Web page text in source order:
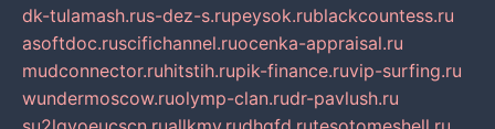
dk-tulamash.rus-dez-s.rupeysok.rublackcountess.ru
asoftdoc.ruscifichannel.ruocenka-appraisal.ru
mudconnector.ruhitstih.rupik-finance.ruvip-surfing.ru
wundermoscow.ruolymp-clan.rudr-pavlush.ru